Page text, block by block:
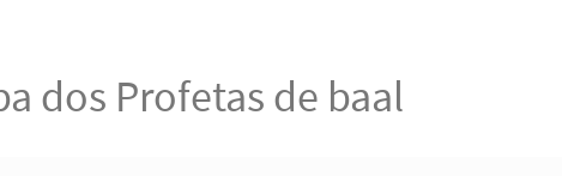
dos Profetas de baal